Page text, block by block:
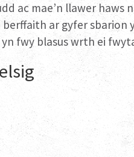
ac mae’n llawer haws
ar gyfer sbarion
fwy blasus wrth ei